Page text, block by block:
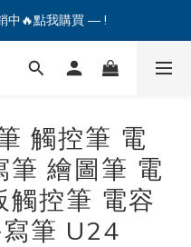
中🔥點我購買 — !
中🔥點我購買 — !
觸控筆 電
筆 繪圖筆 電
觸控筆 電容
筆 U24